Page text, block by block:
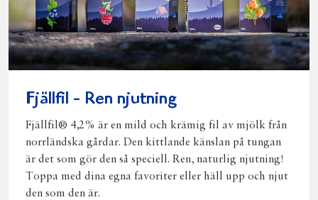
Fjällfil - Ren njutning
Fjällfil® 4,2% är en mild och krämig fil av mjölk från
norrländska gårdar. Den kittlande känslan på tungan
är det som gör den så speciell. Ren, naturlig njutning!
Toppa med dina egna favoriter eller häll upp och njut
den som den är.